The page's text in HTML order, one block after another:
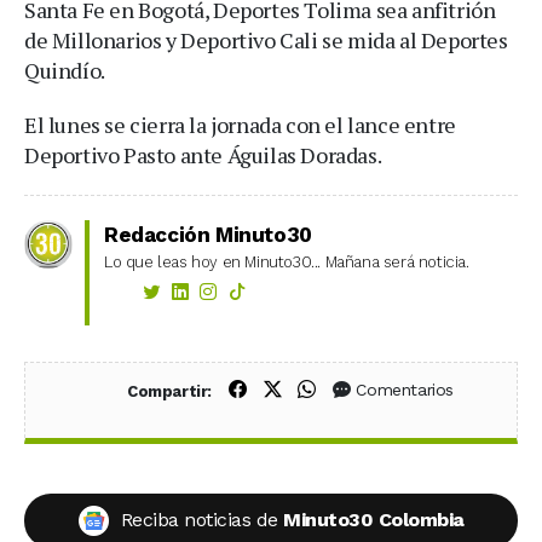
Santa Fe en Bogotá, Deportes Tolima sea anfitrión
de Millonarios y Deportivo Cali se mida al Deportes
Quindío.
El lunes se cierra la jornada con el lance entre
Deportivo Pasto ante Águilas Doradas.
Redacción Minuto30
Lo que leas hoy en Minuto30... Mañana será noticia.
Compartir: Compartir en Facebook
Compartir en X (Twitter)
Compartir en WhatsApp
Comentarios
Reciba noticias de Minuto30 Colombia